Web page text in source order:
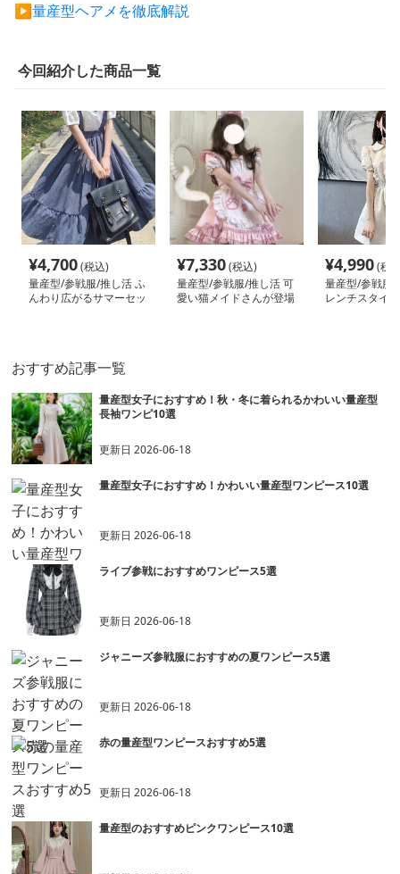
▶︎量産型ヘアメを徹底解説
今回紹介した商品一覧
¥4,700(税込)
量産型/参戦服/推し活 ふ
んわり広がるサマーセッ
¥7,330(税込)
量産型/参戦服/推し活 可
愛い猫メイドさんが登場
¥4,990(税
量産型/参戦服/
レンチスタイ
おすすめ記事一覧
量産型女子におすすめ！秋・冬に着られるかわいい量産型
長袖ワンピ10選
更新日2026-06-18
量産型女子におすすめ！かわいい量産型ワンピース10選
更新日2026-06-18
ライブ参戦におすすめワンピース5選
更新日2026-06-18
ジャニーズ参戦服におすすめの夏ワンピース5選
更新日2026-06-18
赤の量産型ワンピースおすすめ5選
更新日2026-06-18
量産型のおすすめピンクワンピース10選